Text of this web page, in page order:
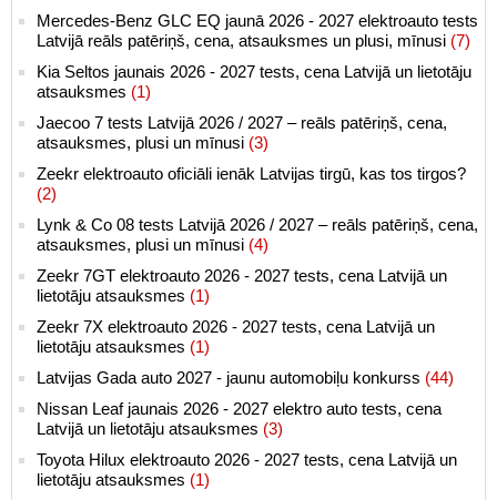
Mercedes-Benz GLC EQ jaunā 2026 - 2027 elektroauto tests
Latvijā reāls patēriņš, cena, atsauksmes un plusi, mīnusi (7)
Kia Seltos jaunais 2026 - 2027 tests, cena Latvijā un lietotāju
atsauksmes (1)
Jaecoo 7 tests Latvijā 2026 / 2027 – reāls patēriņš, cena,
atsauksmes, plusi un mīnusi (3)
Zeekr elektroauto oficiāli ienāk Latvijas tirgū, kas tos tirgos?
(2)
Lynk & Co 08 tests Latvijā 2026 / 2027 – reāls patēriņš, cena,
atsauksmes, plusi un mīnusi (4)
Zeekr 7GT elektroauto 2026 - 2027 tests, cena Latvijā un
lietotāju atsauksmes (1)
Zeekr 7X elektroauto 2026 - 2027 tests, cena Latvijā un
lietotāju atsauksmes (1)
Latvijas Gada auto 2027 - jaunu automobiļu konkurss (44)
Nissan Leaf jaunais 2026 - 2027 elektro auto tests, cena
Latvijā un lietotāju atsauksmes (3)
Toyota Hilux elektroauto 2026 - 2027 tests, cena Latvijā un
lietotāju atsauksmes (1)